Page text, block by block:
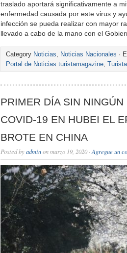
traslado aportará significativamente a
enfermedad causada por este virus y
infección se pueda realizar con mayor
llevado a cabo de la mano con el
Category Noticias, Noticias Nacionales ·
Portal de Noticias turistamagazine,
PRIMER DÍA SIN
COVID-19 EN HUBEI EL
BROTE EN CHINA
Posted byadminon marzo 19, 2020 · Agregue un